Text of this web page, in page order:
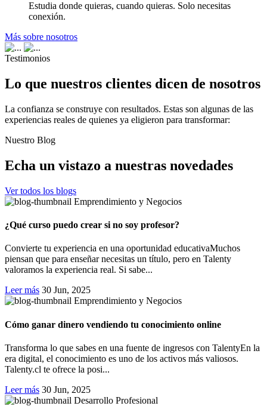
Estudia donde quieras, cuando quieras. Solo necesitas
conexión.
Más sobre nosotros
Testimonios
Lo que nuestros clientes dicen de nosotros
La confianza se construye con resultados. Estas son algunas de las
experiencias reales de quienes ya eligieron para transformar:
Nuestro Blog
Echa un vistazo a nuestras novedades
Ver todos los blogs
Emprendimiento y Negocios
¿Qué curso puedo crear si no soy profesor?
Convierte tu experiencia en una oportunidad educativaMuchos
piensan que para enseñar necesitas un título, pero en Talenty
valoramos la experiencia real. Si sabe...
Leer más 30 Jun, 2025
Emprendimiento y Negocios
Cómo ganar dinero vendiendo tu conocimiento online
Transforma lo que sabes en una fuente de ingresos con TalentyEn la
era digital, el conocimiento es uno de los activos más valiosos.
Talenty.cl te ofrece la posi...
Leer más 30 Jun, 2025
Desarrollo Profesional